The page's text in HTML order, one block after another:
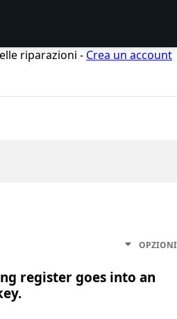
riparazioni - Crea un account
OPZIONI
register goes into an